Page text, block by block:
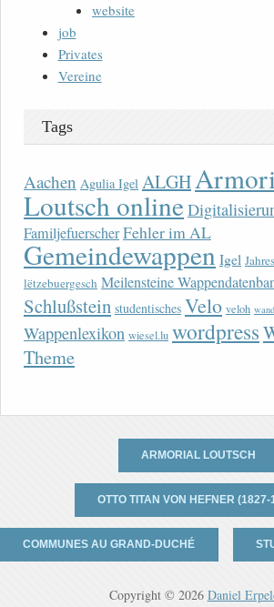
website
job
Privates
Vereine
Tags
Aachen Agulia Igel ALGH
Loutsch online
FamiljefuerscherFehler im AL
Gemeindewappen Igel
lëtzebuergesch Meilensteine
Schlußstein studentisches Velo veloh
Wappenlexikon wiesel.lu wordpress
Theme
ARMORIAL LOUTSCH
OTTO TITAN VON HEFNER (1827-
COMMUNES AU GRAND-DUCHÉ
Copyright © 2026 Daniel